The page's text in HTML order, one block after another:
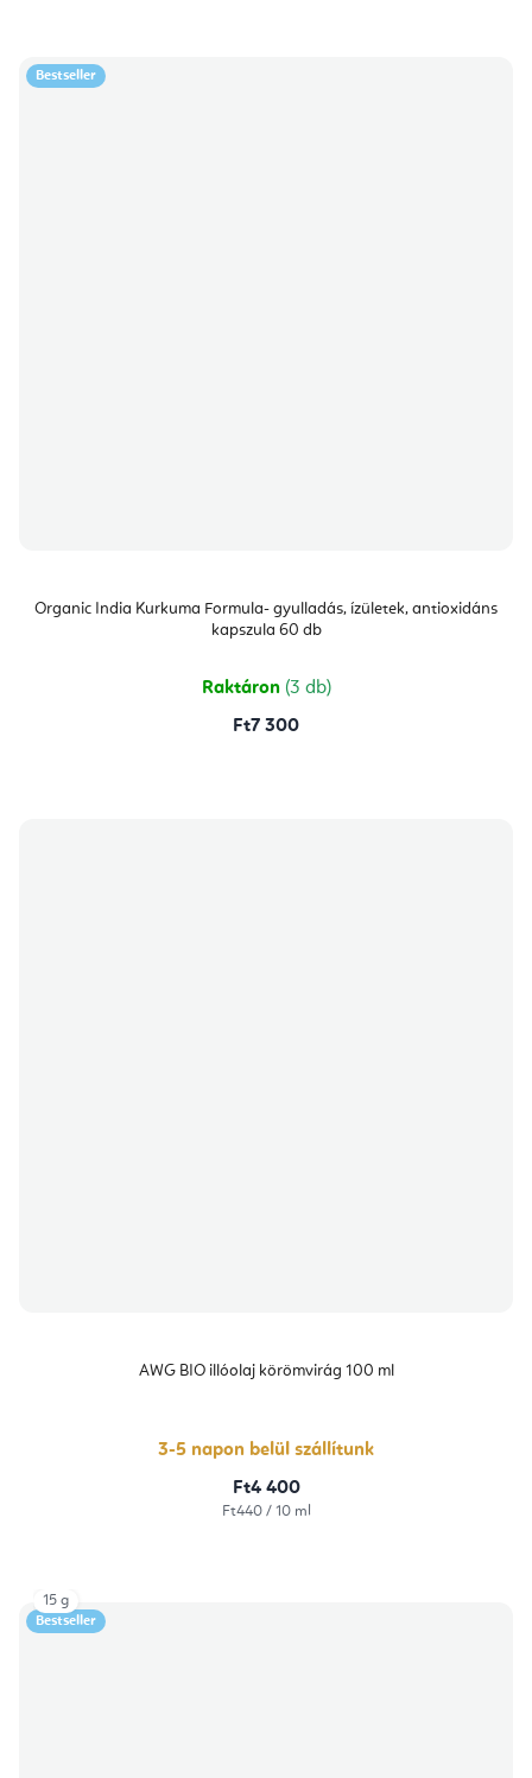
Bestseller
Organic India Kurkuma Formula- gyulladás, ízületek, antioxidáns
kapszula 60 db
Raktáron (3 db)
Ft7 300
AWG BIO illóolaj körömvirág 100 ml
3-5 napon belül szállítunk
Ft4 400
Egységár:
Ft440 / 10 ml
Bestseller
15 g